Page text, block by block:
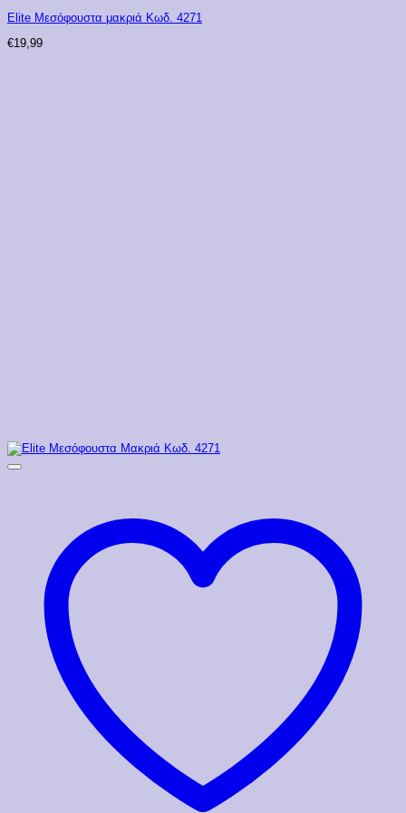
Elite Μεσόφουστα μακριά Κωδ. 4271
€19,99